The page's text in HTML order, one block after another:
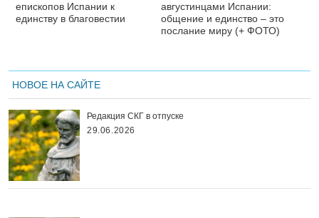
епископов Испании к
единству в благовестии
августинцами Испании:
общение и единство – это
послание миру (+ ФОТО)
НОВОЕ НА САЙТЕ
Редакция СКГ в отпуске
29.06.2026